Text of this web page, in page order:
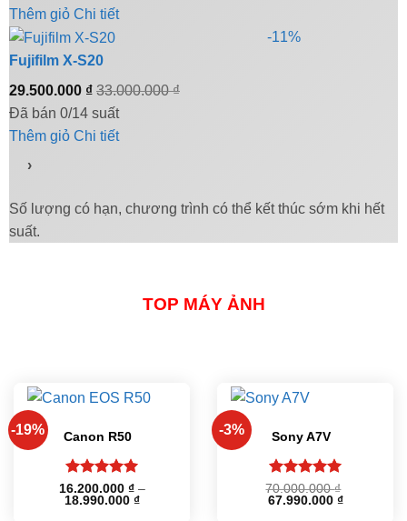
Thêm giỏ Chi tiết
-11%
Fujifilm X-S20
29.500.000 ₫ 33.000.000₫
Đã bán 0/14 suất
Thêm giỏ Chi tiết
›
Số lượng có hạn, chương trình có thể kết thúc sớm khi hết
suất.
TOP MÁY ẢNH
-19% Canon R50
Được xếp
hạng55
16.200.000 ₫ –
18.990.000 ₫Khoảng
-3% Sony A7V
Được xếp
hạng55
70.000.000₫
Giá
67.990.000 ₫Giá